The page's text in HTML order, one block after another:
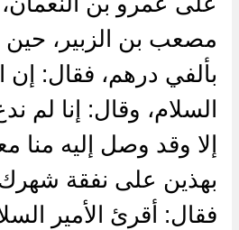
مصعب بن الزبير،
بألفي درهم، فقال: إن
السلام، وقال: إنا لم
إلا وقد وصل إليه منا
بهذين على نفقة
فقال: أقرئ الأمير